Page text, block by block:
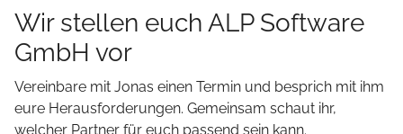
Wir stellen euch ALP Software
GmbH vor
Vereinbare mit Jonas einen Termin und besprich mit ihm
eure Herausforderungen. Gemeinsam schaut ihr,
welcher Partner für euch passend sein kann.